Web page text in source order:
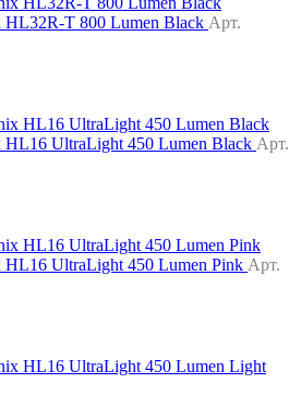
T 800 Lumen Black Арт.
UltraLight 450 Lumen Black Арт.
UltraLight 450 Lumen Pink Арт.